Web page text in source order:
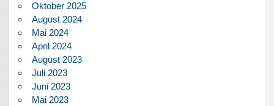
Oktober 2025
August 2024
Mai 2024
April 2024
August 2023
Juli 2023
Juni 2023
Mai 2023